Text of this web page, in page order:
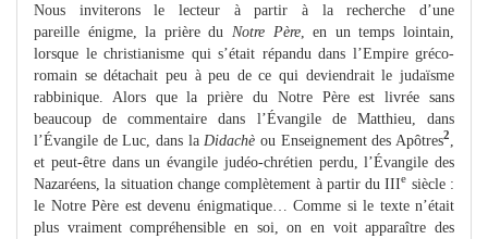
Nous inviterons le lecteur à partir à la recherche d’une
pareille énigme, la prière du Notre Père, en un temps lointain,
lorsque le christianisme qui s’était répandu dans l’Empire gréco-
romain se détachait peu à peu de ce qui deviendrait le judaïsme
rabbinique. Alors que la prière du Notre Père est livrée sans
beaucoup de commentaire dans l’Évangile de Matthieu, dans
l’Évangile de Luc, dans la Didachèou Enseignement des Apôtres2
et peut-être dans un évangile judéo-chrétien perdu, l’Évangile des
Nazaréens, la situation change complètement à partir du IIIe siècle :
le Notre Père est devenu énigmatique… Comme si le texte n’était
plus vraiment compréhensible en soi, on en voit apparaître des